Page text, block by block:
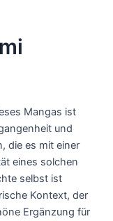
Mangas ist
und
die es mit einer
eines solchen
selbst ist
Kontext, der
Ergänzung für